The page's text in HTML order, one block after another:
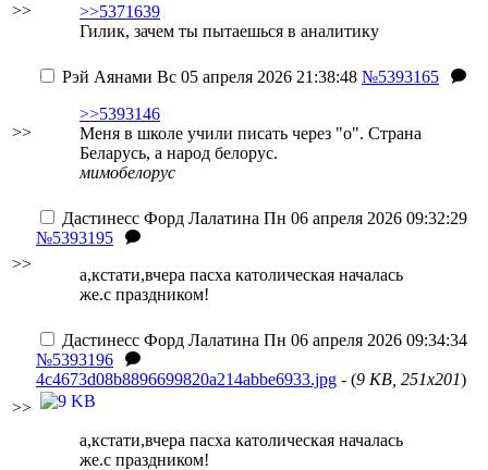
>>
>>5371639
Гилик, зачем ты пытаешься в аналитику
>>
Рэй Аянами Вс 05 апреля 2026 21:38:48 №5393165
>>5393146
Меня в школе учили писать через "о". Страна
Беларусь, а народ белорус.
мимобелорус
>>
Дастинесс Форд Лалатина Пн 06 апреля 2026 09:32:29
№5393195
а,кстати,вчера пасха католическая началась
же.с праздником!
>>
Дастинесс Форд Лалатина Пн 06 апреля 2026 09:34:34
№5393196
4c4673d08b8896699820a214abbe6933.jpg - (9 KB, 251x201)
а,кстати,вчера пасха католическая началась
же.с праздником!